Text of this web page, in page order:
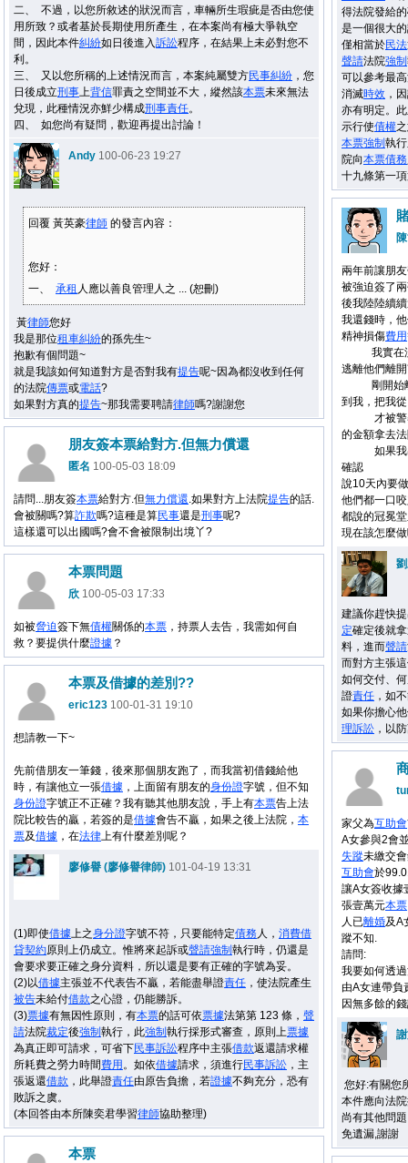
得法院發給
是一個很大
僅相當於民法
聲請法院強制
可以參考最
消滅時效 ，
亦有明定。
示行使債權
本票強制 執
院向本票債務
十九條第一
二、 不過，以您所敘述的狀況而言，車輛所生瑕疵是否由您使
用所致？或者基於長期使用所產生，在本案尚有極大爭執空
間，因此本件糾紛如日後進入訴訟程序，在結果上未必對您不
利。
三、 又以您所稱的上述情況而言，本案純屬雙方民事糾紛 ，您
日後成立刑事上背信罪責之空間並不大，縱然該本票未來無法
兌現，此種情況亦鮮少構成刑事責任。
四、 如您尚有疑問，歡迎再提出討論！
Andy 100-06-23 19:27
回覆 黃英豪律師 的發言內容：
您好：
一、 承租 人應以善良管理人之 ... (恕刪)
黃律師您好
我是那位租車糾紛的孫先生~
抱歉有個問題~
就是我該如何知道對方是否對我有提告呢~因為都沒收到任何
的法院傳票或電話?
如果對方真的提告~那我需要聘請律師嗎?謝謝您
兩年前讓朋
被強迫簽了
後我陸陸續
我還錢時，
精神損傷費用
我實在沒
逃離他們離
剛開始離
到我，把我
才被警察
的金額拿去
如果我出
確認
說10天內要
他們都一口
都說的冠冕
現在該怎麼
建議你趕快
定確定後就
料，進而聲請
而對方主張
如何交付、
證責任 ，如
如果你擔心
理訴訟 ，以
朋友簽本票給對方.但無力償還
匿名 100-05-03 18:09
請問...朋友簽本票給對方.但無力償還.如果對方上法院提告的話.
會被關嗎?算詐欺嗎?這種是算民事還是刑事呢?
這樣還可以出國嗎?會不會被限制出境丫?
本票問題
欣 100-05-03 17:33
如被脅迫簽下無債權關係的本票 ，持票人去告，我需如何自
救？要提供什麼證據 ？
本票及借據的差別??
eric123 100-01-31 19:10
想請教一下~
先前借朋友一筆錢，後來那個朋友跑了，而我當初借錢給他
時，有讓他立一張借據 ，上面留有朋友的身份證字號，但不知
身份證字號正不正確？我有聽其他朋友說，手上有本票告上法
院比較告的贏，若簽的是借據會告不贏，如果之後上法院， 本
票及借據 ，在法律上有什麼差別呢？
廖修譽 (廖修譽律師) 101-04-19 13:31
(1)即使借據上之身分證字號不符，只要能特定債務 人， 消費借
貸契約原則上仍成立。惟將來起訴或聲請強制 執行時，仍還是
會要求要正確之身分資料，所以還是要有正確的字號為妥。
(2)以借據主張並不代表告不贏，若能盡舉證責任 ，使法院產生
被告未給付借款之心證，仍能勝訴。
(3)票據有無因性原則，有本票的話可依票據法第第 123 條， 聲
請法院裁定後強制 執行 ，此強制 執行採形式審查 ，原則上票據
為真正即可請求，可省下民事訴訟程序中主張借款返還請求權
所耗費之勞力時間費用 。如依借據請求，須進行民事訴訟 ， 主
張返還借款 ，此舉證責任由原告負擔 ，若證據不夠充分，恐有
敗訴之虞。
(本回答由本所陳奕君學習律師協助整理)
家父為互助會
A女參與2會
失蹤未繳交
互助會於
讓A女簽收據
張壹萬元本票
人已離婚及A
蹤不知.
請問:
我要如何透
由A女連帶負
因無多餘的
您好:有關您
本件應向法
尚有其他問
免遺漏,謝謝
本票